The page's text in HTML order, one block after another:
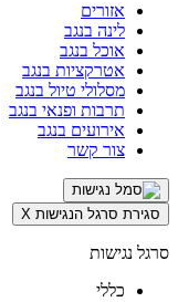
אזורים
לינה בנגב
אוכל בנגב
אטרקציות בנגב
מסלולי טיול בנגב
תרבות ופנאי בנגב
אירועים בנגב
צור קשר
סגירת סרגל הנגישות X
סרגל נגישות
כללי